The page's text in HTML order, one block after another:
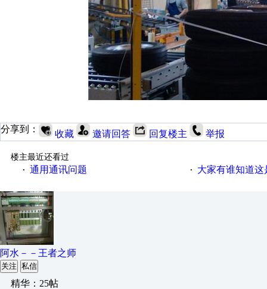
分享到： 收藏 邀请回答 回复楼主 举报
楼主最近还看过
· 通用通讯问题 · 大家有谁知道
阿水－－王者之师
关注 私信
精华：25帖